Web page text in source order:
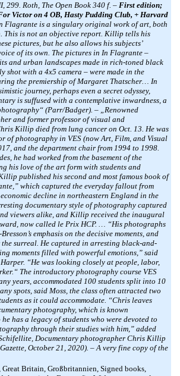
299. Roth, The Open Book 340 f. – First edition;
Victor on 4 OB, Hasty Pudding Club, + Harvard
Flagrante is a singulary original work of art, both
This is not an objective report. Killip tells his
pictures, but he also allows his subjects’
of its own. The pictures in In Flagrante –
and urban landscapes made in rich-toned black
shot with a 4x5 camera – were made in the
the premiership of Margaret Thatscher… In
journey, perhaps even a secret odyssey,
is suffused with a contemplative inwardness, a
(Parr/Badger). – „Renowned
and former professor of visual and
Killip died from lung cancer on Oct. 13. He was
of photography in VES (now Art, Film, and Visual
and the department chair from 1994 to 1998.
he had worked from the basement of the
his love of the art form with students and
published his second and most famous book of
which captured the everyday fallout from
decline in northeastern England in the
documentary style of photography captured
viewers alike, and Killip received the inaugural
now called le Prix HCP. … “His photographs
emphasis on the decisive moments, and
the surreal. He captured in arresting black-and-
moments filled with powerful emotions,” said
“He was looking closely at people, labor,
The introductory photography course VES
years, accommodated 100 students split into 10
spots, said Moss, the class often attracted two
as it could accommodate. “Chris leaves
photography, which is known
has a legacy of students who were devoted to
through their studies with him,” added
Documentary photographer Chris Killip
October 21, 2020). – A very fine copy of the
Great Britain, Großbritannien, Signed books,